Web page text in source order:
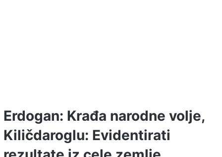
Erdogan: Krađa narodne volje,
Kiličdaroglu: Evidentirati